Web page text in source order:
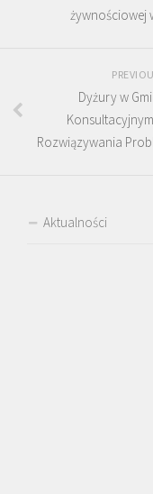
żywnościowej
Dyżury w
Rozwiązywania
Aktualności